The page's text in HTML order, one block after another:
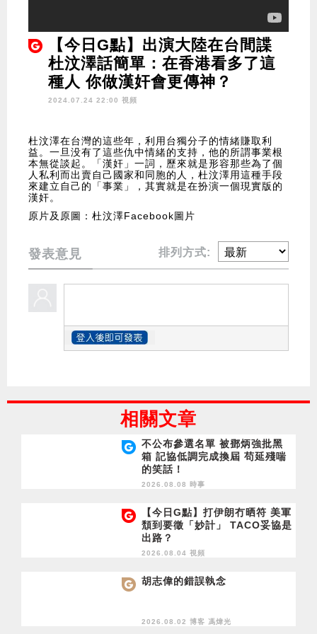
【今日G點】出演大陸在台間諜
杜汶澤話簡單：在香港看多了這
種人 你做漢奸會更傳神？
2024.07.24 22:00 視頻
杜汶澤在台灣的這些年，利用台獨分子的情緒賺取利
益。一旦没有了這些仇中情緒的支持，他的所謂事業根
本無從談起。「漢奸」一詞，歷來就是形容那些為了個
人私利而出賣自己國家和同胞的人，杜汶澤用這種手段
來建立自己的「事業」，其實就是在扮演一個現實版的
漢奸。
原片及原圖：杜汶澤Facebook圖片
發表意見 排列方式:
相關文章
不公布參選名單 被鄧炳強批黑
箱 記協低調完成換屆 苟延殘喘
的笑話！
2026.08.08 時事
【今日G點】打伊朗冇晒符 美軍
頹到要徵「妙計」 TACO妥協是
出路？
2026.08.04 視頻
胡志偉的錯誤執念
2026.08.02 博客 馮煒光